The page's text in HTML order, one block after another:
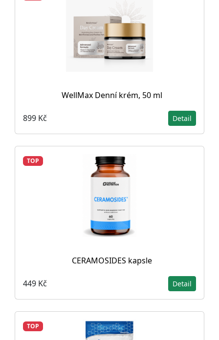
WellMax Denní krém, 50 ml
899 Kč Detail
TOP
CERAMOSIDES kapsle
449 Kč Detail
TOP